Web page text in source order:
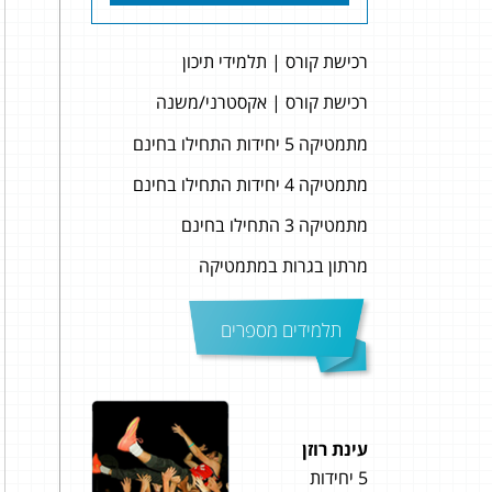
רכישת קורס | תלמידי תיכון
רכישת קורס | אקסטרני/משנה
מתמטיקה 5 יחידות התחילו בחינם
מתמטיקה 4 יחידות התחילו בחינם
מתמטיקה 3 התחילו בחינם
מרתון בגרות במתמטיקה
תלמידים מספרים
עינת רוזן
5 יחידות